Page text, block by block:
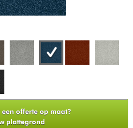
offerte op maat?
plattegrond